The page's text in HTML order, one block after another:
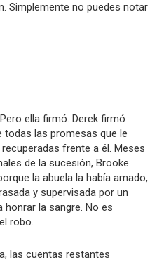
Simplemente no puedes notar
ella firmó. Derek firmó
las promesas que le
frente a él. Meses
de la sucesión, Brooke
la abuela la había amado,
y supervisada por un
la sangre. No es
robo.
las cuentas restantes